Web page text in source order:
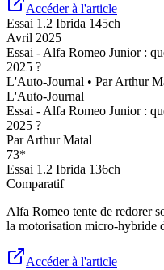
Accéder à l'article
Essai 1.2 Ibrida 145ch
Avril 2025
Essai - Alfa Romeo Junior :
2025 ?
L'Auto-Journal • ParArthur
L'Auto-Journal
Essai - Alfa Romeo Junior :
2025 ?
ParArthur Matal
73*
Essai 1.2 Ibrida 136ch
Comparatif
Alfa Romeo tente de redorer
la motorisation micro-hybride
Accéder à l'article